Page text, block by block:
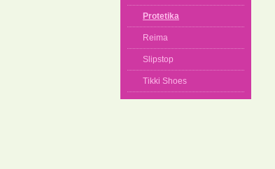
Protetika
Reima
Slipstop
Tikki Shoes